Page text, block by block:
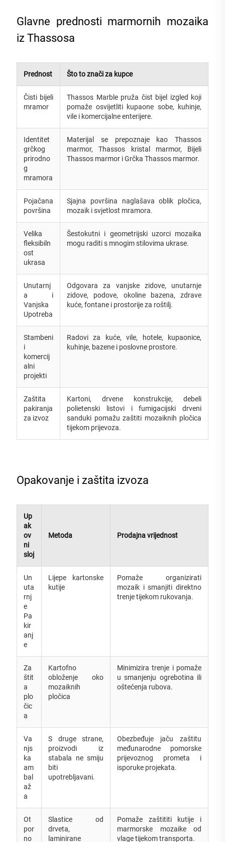
Glavne prednosti marmornih mozaika
iz Thassosa
Prednost Što to znači za kupce
Čisti bijeli
mramor
Thassos Marble pruža čist bijel izgled koji
pomaže osvijetliti kupaone sobe, kuhinje,
vile i komercijalne enterijere.
Identitet
grčkog
prirodno
g
mramora
Materijal se prepoznaje kao Thassos
marmor, Thassos kristal marmor, Bijeli
Thassos marmor i Grčka Thassos marmor.
Pojačana
površina
Sjajna površina naglašava oblik pločica,
mozaik i svjetlost mramora.
Velika
fleksibiln
ost
ukrasa
Šestokutni i geometrijski uzorci mozaika
mogu raditi s mnogim stilovima ukrase.
Unutarnj
a i
Vanjska
Upotreba
Odgovara za vanjske zidove, unutarnje
zidove, podove, okoline bazena, zdrave
kuće, fontane i prostorije za roštilj.
Stambeni
i
komercij
alni
projekti
Radovi za kuće, vile, hotele, kupaonice,
kuhinje, bazene i poslovne prostore.
Zaštita
pakiranja
za izvoz
Kartoni, drvene konstrukcije, debeli
polietenski listovi i fumigacijski drveni
sanduki pomažu zaštiti mozaiknih pločica
tijekom prijevoza.
Opakovanje i zaštita izvoza
Up
ak
ov
ni
sloj
Metoda Prodajna vrijednost
Un
uta
rnj
e
Pa
kir
anj
e
Lijepe kartonske
kutije
Pomaže organizirati
mozaik i smanjiti direktno
trenje tijekom rukovanja.
Za
štit
a
plo
čic
a
Kartofno
obloženje oko
mozaiknih
pločica
Minimizira trenje i pomaže
u smanjenju ogrebotina ili
oštećenja rubova.
Va
njs
ka
am
bal
až
a
S druge strane,
proizvodi iz
stabala ne smiju
biti
upotrebljavani.
Obezbeđuje jaču zaštitu
međunarodne pomorske
prijevoznog prometa i
isporuke projekata.
Ot
por
no
Slastice od
drveta,
laminirane
Pomaže zaštititi kutije i
marmorske mozaike od
vlage tijekom transporta.